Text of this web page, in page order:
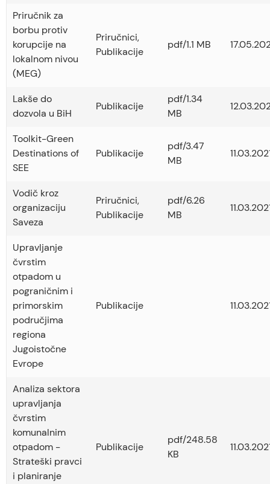
Priručnik za
borbu protiv
korupcije na
lokalnom nivou
(MEG)
Priručnici,
Publikacije
pdf/1.1 MB
Lakše do
dozvola u BiH
Publikacije
pdf/1.34
MB
Toolkit-Green
Destinations of
SEE
Publikacije
pdf/3.47
MB
Vodič kroz
organizaciju
Saveza
Priručnici,
Publikacije
pdf/6.26
MB
Upravljanje
čvrstim
otpadom u
pograničnim i
primorskim
područjima
regiona
Jugoistočne
Evrope
Publikacije
Analiza sektora
upravljanja
čvrstim
komunalnim
otpadom -
Strateški pravci
i planiranje
Publikacije
pdf/248.58
KB